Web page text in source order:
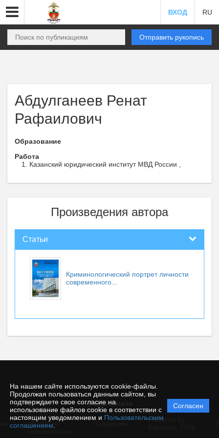
На нашем сайте используются cookie-файлы.
Продолжая пользоваться данным сайтом, вы
подтверждаете свое согласие на
использование файлов cookie в соответствии с
настоящим уведомлением и Пользовательским
соглашением
Согласен
ВХОД RU
Отправить рукопись
Абдулганеев Ренат
Рафаилович
Образование
Работа
Казанский юридический институт МВД России ,
Произведения автора
Статьи
Криминологический портрет личности
современного...
© vestnikkui.ru
Политика
защиты и
обработки
Powered by